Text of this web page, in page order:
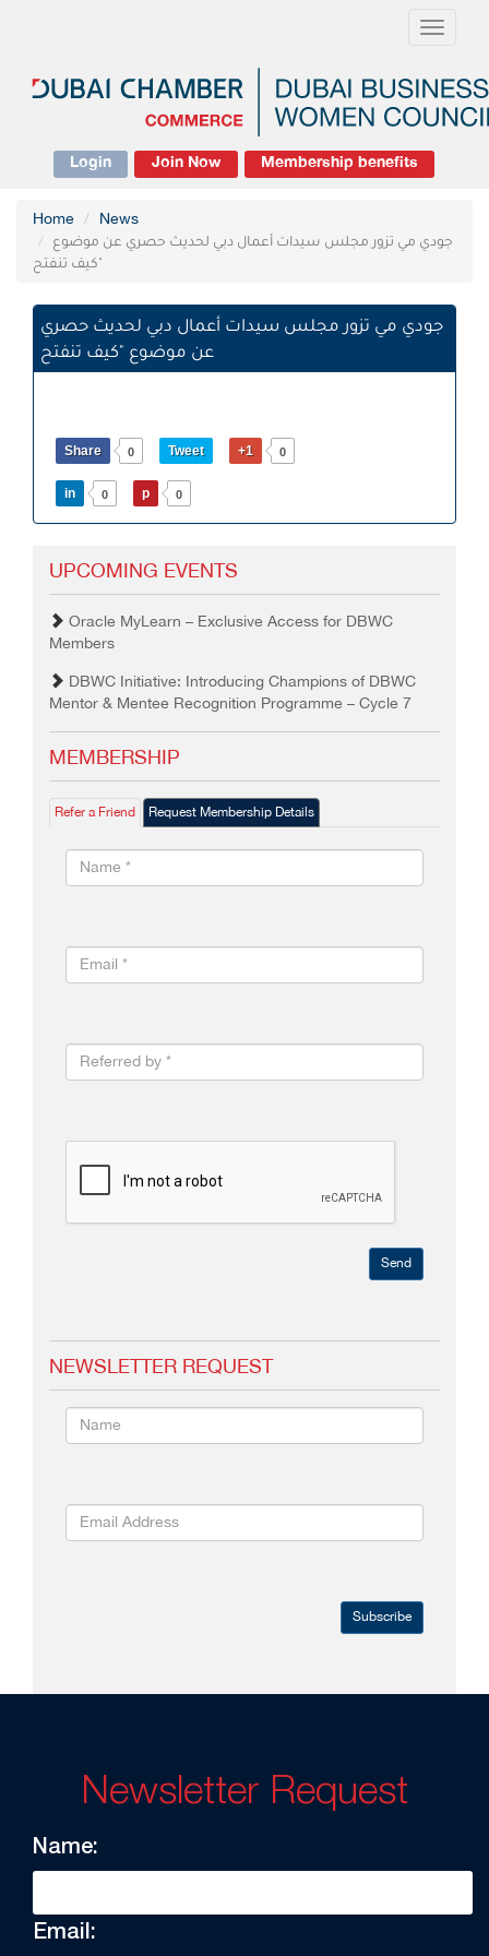
Toggle
Login Join Now Membership benefits
Home News
جودي مي تزور مجلس سيدات أعمال دبي لحديث حصري عن موضوع
"كيف تنفتح
جودي مي تزور مجلس سيدات أعمال دبي لحديث حصري
عن موضوع "كيف تنفتح
Share 0 Tweet +1 0
in 0 p 0
UPCOMING EVENTS
Oracle MyLearn – Exclusive Access for DBWC
Members
DBWC Initiative: Introducing Champions of DBWC
Mentor & Mentee Recognition Programme – Cycle 7
MEMBERSHIP
Refer a Friend Request Membership Details
Send
NEWSLETTER REQUEST
Subscribe
Newsletter Request
Name:
Email: